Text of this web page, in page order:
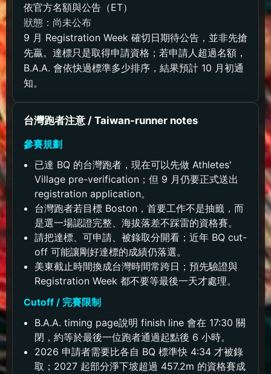
依官方名額與公告（ET）
狀態：尚未公布
9 月 Registration Week 確切日期待公告，並非先搶
先贏。達標只是取得申請資格；若申請人超過名額，
B.A.A. 會依快過標準多少排序，結果預計 10 月初通
知。
台灣跑者注意 / Taiwan-runner notes
參賽規劃
已達 BQ 的台灣跑者，現在可以先做 Athletes'
Village pre-verification；但 9 月仍要正式送出
registration application。
台灣跑者若目標 Boston，首要工作不是抽籤，而
是選一場認證完整、海拔落差不踩雷的資格賽。
請把達標、可申請、被錄取分開看；近年 BQ cut-
off 可能讓剛好達標的成績仍落選。
美東截止時間換成台灣時間常跨日；預先驗證與
Registration Week 都不要等最後一天才處理。
Cutoff / 完賽限制
B.A.A. timing page說明 finish line 會在 17:30 關
閉，約等於最後一位跑者通過起點後 6 小時。
2026 申請者需要比各自 BQ 標準快 4:34 才被錄
取；2027 起部分淨下坡超過 457.2m 的資格賽成